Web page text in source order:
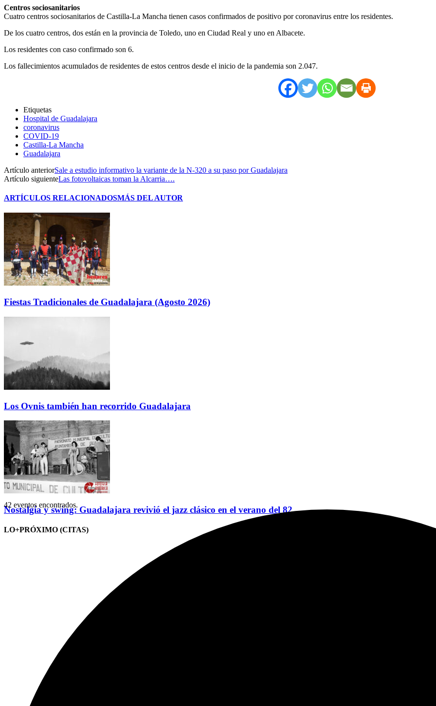
Centros sociosanitarios
Cuatro centros sociosanitarios de Castilla-La Mancha tienen casos confirmados de positivo por coronavirus entre los residentes.
De los cuatro centros, dos están en la provincia de Toledo, uno en Ciudad Real y uno en Albacete.
Los residentes con caso confirmado son 6.
Los fallecimientos acumulados de residentes de estos centros desde el inicio de la pandemia son 2.047.
Etiquetas
Hospital de Guadalajara
coronavirus
COVID-19
Castilla-La Mancha
Guadalajara
Artículo anteriorSale a estudio informativo la variante de la N-320 a su paso por Guadalajara
Artículo siguienteLas fotovoltaicas toman la Alcarria….
ARTÍCULOS RELACIONADOSMÁS DEL AUTOR
Fiestas Tradicionales de Guadalajara (Agosto 2026)
Los Ovnis también han recorrido Guadalajara
Nostalgia y swing: Guadalajara revivió el jazz clásico en el verano del 82
LO+PRÓXIMO (CITAS)
42 eventos encontrados.